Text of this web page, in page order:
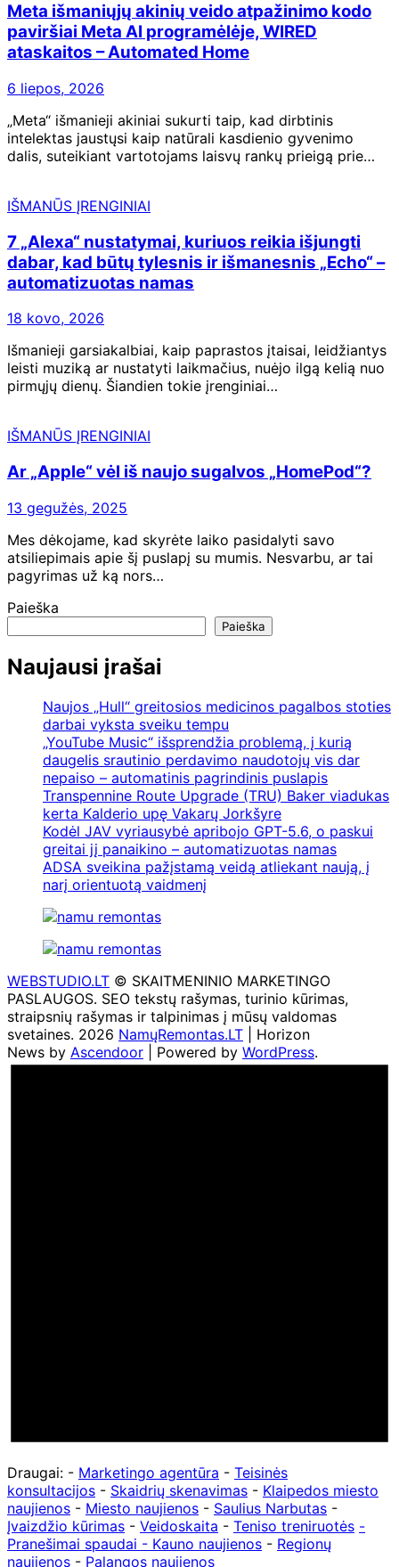
Meta išmaniųjų akinių veido atpažinimo kodo
paviršiai Meta AI programėlėje, WIRED
ataskaitos – Automated Home
6 liepos, 2026
„Meta“ išmanieji akiniai sukurti taip, kad dirbtinis
intelektas jaustųsi kaip natūrali kasdienio gyvenimo
dalis, suteikiant vartotojams laisvų rankų prieigą prie…
IŠMANŪS ĮRENGINIAI
7 „Alexa“ nustatymai, kuriuos reikia išjungti
dabar, kad būtų tylesnis ir išmanesnis „Echo“ –
automatizuotas namas
18 kovo, 2026
Išmanieji garsiakalbiai, kaip paprastos įtaisai, leidžiantys
leisti muziką ar nustatyti laikmačius, nuėjo ilgą kelią nuo
pirmųjų dienų. Šiandien tokie įrenginiai…
IŠMANŪS ĮRENGINIAI
Ar „Apple“ vėl iš naujo sugalvos „HomePod“?
13 gegužės, 2025
Mes dėkojame, kad skyrėte laiko pasidalyti savo
atsiliepimais apie šį puslapį su mumis. Nesvarbu, ar tai
pagyrimas už ką nors…
Paieška
Paieška
Naujausi įrašai
Naujos „Hull“ greitosios medicinos pagalbos stoties
darbai vyksta sveiku tempu
„YouTube Music“ išsprendžia problemą, į kurią
daugelis srautinio perdavimo naudotojų vis dar
nepaiso – automatinis pagrindinis puslapis
Transpennine Route Upgrade (TRU) Baker viadukas
kerta Kalderio upę Vakarų Jorkšyre
Kodėl JAV vyriausybė apribojo GPT-5.6, o paskui
greitai jį panaikino – automatizuotas namas
ADSA sveikina pažįstamą veidą atliekant naują, į
narį orientuotą vaidmenį
WEBSTUDIO.LT © SKAITMENINIO MARKETINGO
PASLAUGOS. SEO tekstų rašymas, turinio kūrimas,
straipsnių rašymas ir talpinimas į mūsų valdomas
svetaines. 2026 NamųRemontas.LT | Horizon
News by Ascendoor | Powered by WordPress.
Draugai: - Marketingo agentūra - Teisinės
konsultacijos - Skaidrių skenavimas - Klaipedos miesto
naujienos - Miesto naujienos - Saulius Narbutas -
Įvaizdžio kūrimas - Veidoskaita - Teniso treniruotės -
Pranešimai spaudai - Kauno naujienos - Regionų
naujienos - Palangos naujienos